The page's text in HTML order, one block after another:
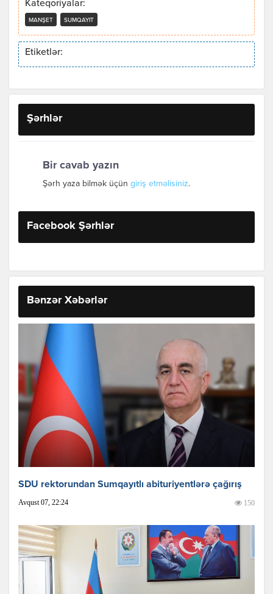
Kateqoriyalar:
MANŞET SUMQAYIT
Etiketlər:
Şərhlər
Bir cavab yazın
Şərh yaza bilmək üçün giriş etməlisiniz.
Facebook Şərhlər
Bənzər Xəbərlər
SDU rektorundan Sumqayıtlı abituriyentlərə çağırış
Avqust 07, 22:24 150